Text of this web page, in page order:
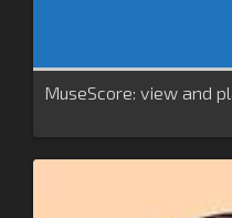
MuseScore: view and